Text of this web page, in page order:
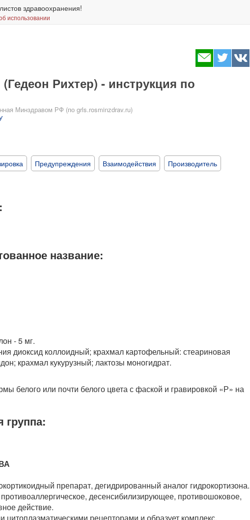
здравоохранения!
использовании
Рихтер) - инструкция по
Минздравом РФ (по grls.rosminzdrav.ru)
Предупреждения Взаимодействия Производитель
название:
- 5 мг.
диоксид коллоидный; крахмал картофельный: стеариновая
крахмал кукурузный; лактозы моногидрат.
белого или почти белого цвета с фаской и гравировкой «Р» на
группа:
препарат, дегидрированный аналог гидрокортизона.
десенсибилизирующее, противошоковое,
действие.